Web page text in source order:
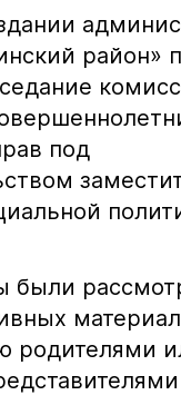
район»
под
были
родителями